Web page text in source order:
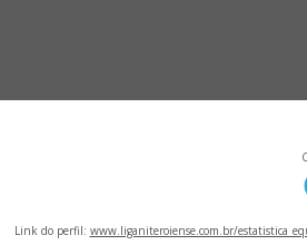
Link do perfil: www.liganiteroiense.com.br/